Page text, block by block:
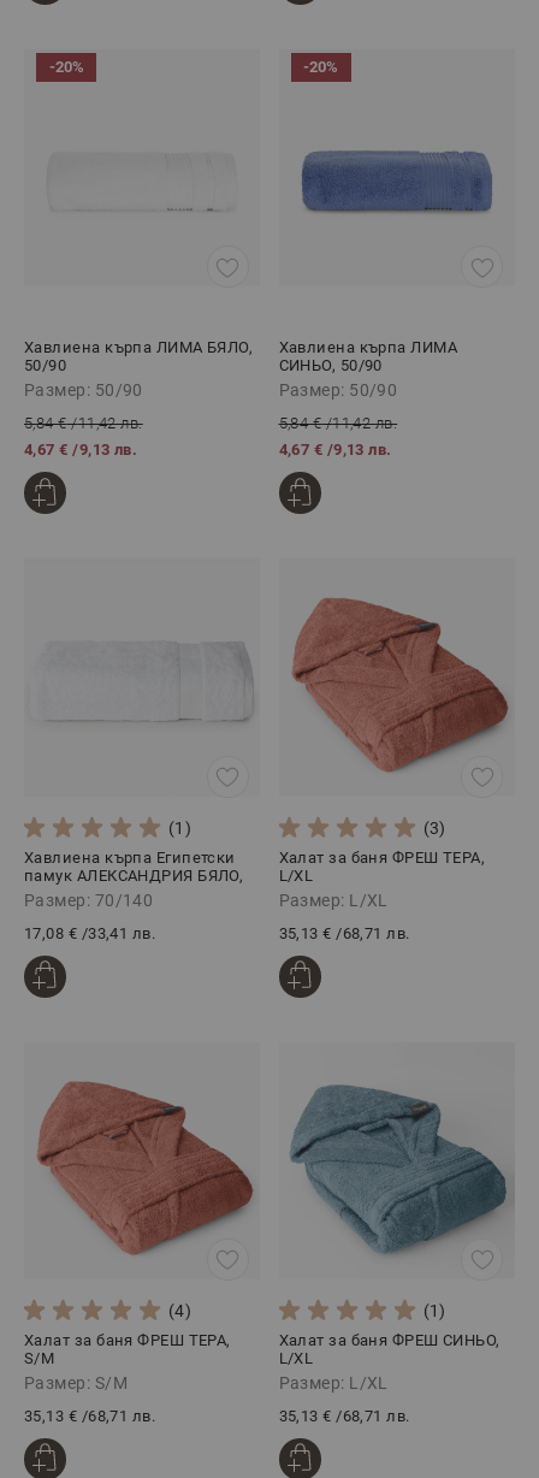
-20%
Хавлиена кърпа ЛИМА БЯЛО,
50/90
Размер: 50/90
5,84 €/11,42 лв.
4,67 € /9,13 лв.
-20%
Хавлиена кърпа ЛИМА
СИНЬО, 50/90
Размер: 50/90
5,84 €/11,42 лв.
4,67 € /9,13 лв.
(1)
Хавлиена кърпа Египетски
памук АЛЕКСАНДРИЯ БЯЛО,
70/140
Размер: 70/140
17,08 € /33,41 лв.
(3)
Халат за баня ФРЕШ ТЕРА,
L/XL
Размер: L/XL
35,13 € /68,71 лв.
(4)
Халат за баня ФРЕШ ТЕРА,
S/M
Размер: S/M
35,13 € /68,71 лв.
(1)
Халат за баня ФРЕШ СИНЬО,
L/XL
Размер: L/XL
35,13 € /68,71 лв.